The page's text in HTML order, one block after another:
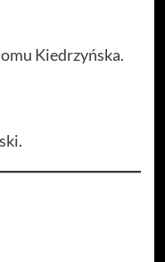
Kiedrzyńska.